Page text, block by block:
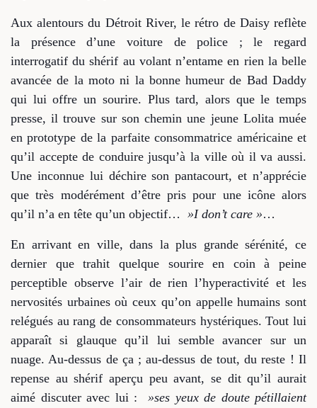
Aux alentours du Détroit River, le rétro de Daisy reflète
la présence d’une voiture de police ; le regard
interrogatif du shérif au volant n’entame en rien la belle
avancée de la moto ni la bonne humeur de Bad Daddy
qui lui offre un sourire. Plus tard, alors que le temps
presse, il trouve sur son chemin une jeune Lolita muée
en prototype de la parfaite consommatrice américaine et
qu’il accepte de conduire jusqu’à la ville où il va aussi.
Une inconnue lui déchire son pantacourt, et n’apprécie
que très modérément d’être pris pour une icône alors
qu’il n’a en tête qu’un objectif… »I don’t care »…
En arrivant en ville, dans la plus grande sérénité, ce
dernier que trahit quelque sourire en coin à peine
perceptible observe l’air de rien l’hyperactivité et les
nervosités urbaines où ceux qu’on appelle humains sont
relégués au rang de consommateurs hystériques. Tout lui
apparaît si glauque qu’il lui semble avancer sur un
nuage. Au-dessus de ça ; au-dessus de tout, du reste ! Il
repense au shérif aperçu peu avant, se dit qu’il aurait
aimé discuter avec lui :
»ses yeux de doute pétillaient